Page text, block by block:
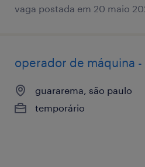
vaga postada em 20 maio
operador de máquina
guararema, são paulo
temporário